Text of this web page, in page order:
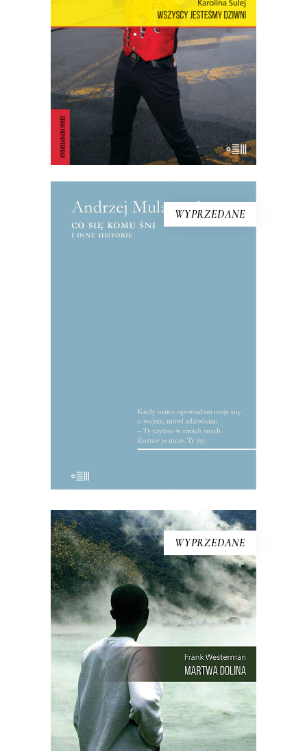
E-BOOK DO KOSZYKA
rezerwuar estetyki, idei, marzeń i lęków,
z których jest zbudowana popkultura.
36.00zł 23.40zł
KSIĄŻKA DO KOSZYKA
WYPRZEDANE
WYPRZEDANE
MARTWA DOLINA
21 sierpnia 1986 roku z doliny w
Kamerunie zniknęło życie. Kurczaki,
pawiany, zebu i ptaki leżały martwe w
trawie – tak samo jak dwa tysiące
mężczyzn, kobiet i dzieci. Chaty i
drzewa palmowe stały nietknięte. Takie
są fakty. Ale co się wydarzyło?